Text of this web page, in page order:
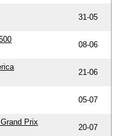
31-05
08-06
21-06
05-07
Prix
20-07